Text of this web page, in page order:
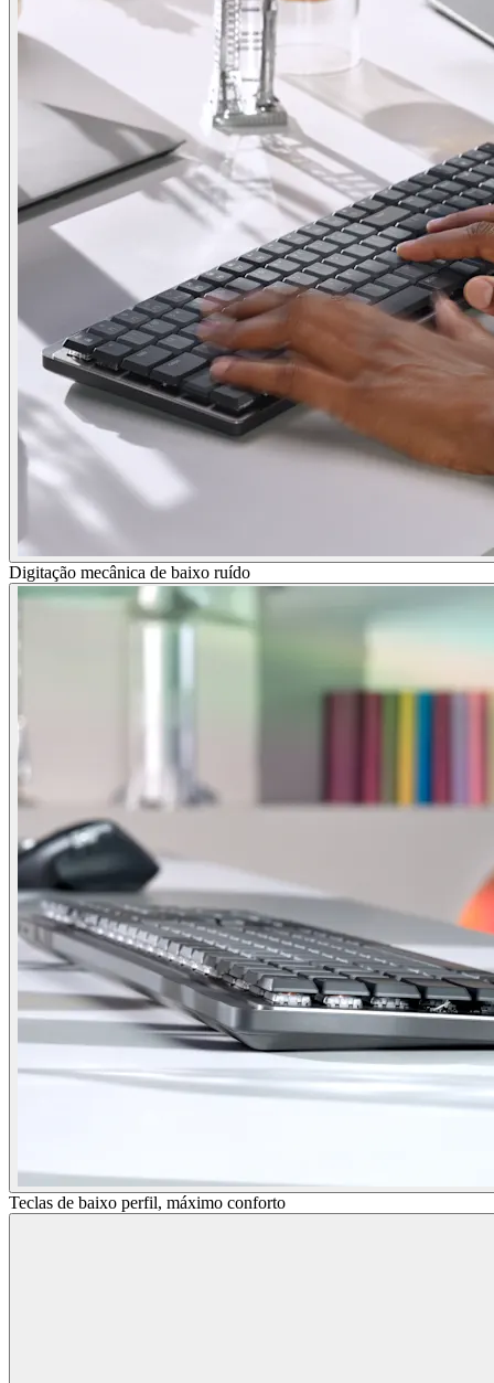
Digitação mecânica de baixo ruído
Teclas de baixo perfil, máximo conforto